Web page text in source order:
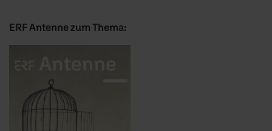
ERF Antenne zum Thema: